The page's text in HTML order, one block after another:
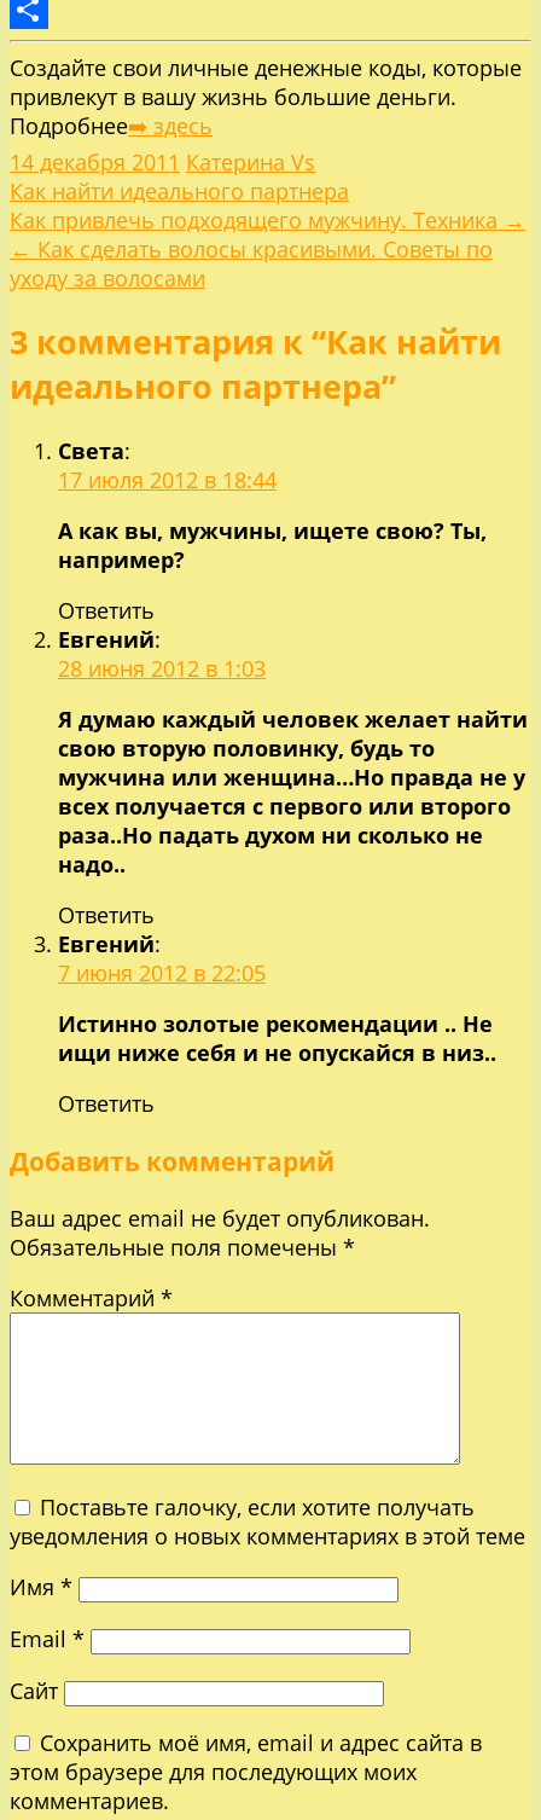
LiveJournal
Отправить
Создайте свои личные денежные коды, которые
привлекут в вашу жизнь большие деньги.
Подробнее➡️ здесь
14 декабря 2011 Катерина Vs
Как найти идеального партнера
Навигация
по
записям
Как привлечь подходящего мужчину. Техника →
← Как сделать волосы красивыми. Советы по
уходу за волосами
3 комментария к “Как найти
идеального партнера”
Света:
17 июля 2012 в 18:44
А как вы, мужчины, ищете свою? Ты,
например?
Ответить
Евгений:
28 июня 2012 в 1:03
Я думаю каждый человек желает найти
свою вторую половинку, будь то
мужчина или женщина…Но правда не у
всех получается с первого или второго
раза..Но падать духом ни сколько не
надо..
Ответить
Евгений:
7 июня 2012 в 22:05
Истинно золотые рекомендации .. Не
ищи ниже себя и не опускайся в низ..
Ответить
Добавить комментарий
Ваш адрес email не будет опубликован.
Обязательные поля помечены *
Комментарий *
Поставьте галочку, если хотите получать
уведомления о новых комментариях в этой теме
Имя *
Email *
Сайт
Сохранить моё имя, email и адрес сайта в
этом браузере для последующих моих
комментариев.